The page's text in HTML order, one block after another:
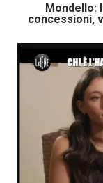
Mondello:
concessioni,